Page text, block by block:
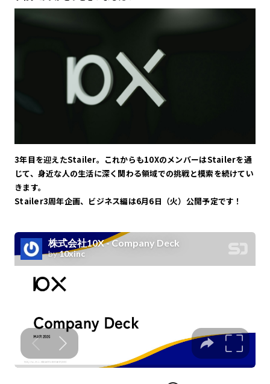
3年目を迎えたStailer。これからも10XのメンバーはStailerを通
じて、身近な人の生活に深く関わる領域での挑戦と模索を続けてい
きます。
Stailer3周年企画、ビジネス編は6月6日（火）公開予定です！